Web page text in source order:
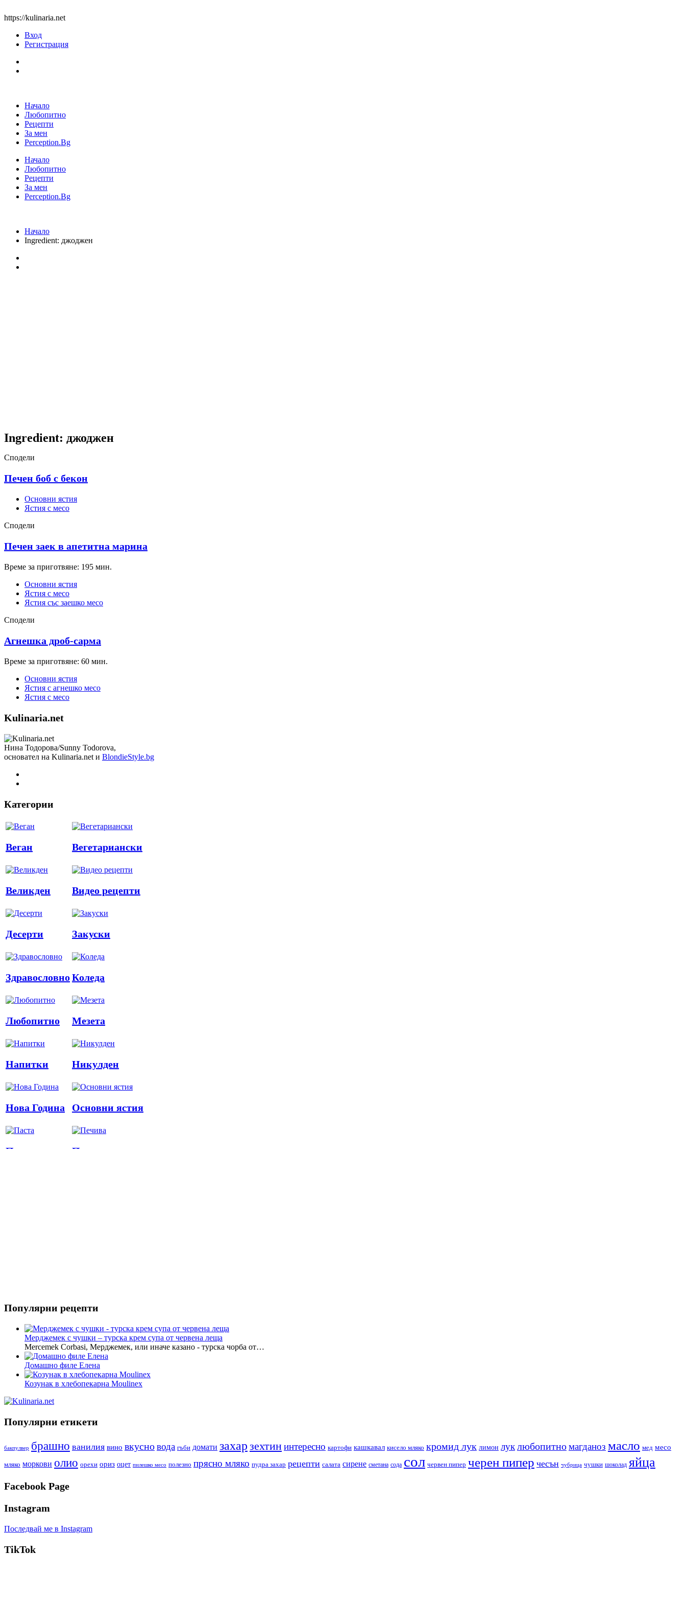
https://kulinaria.net
Вход
Регистрация
Начало
Любопитно
Рецепти
За мен
Perception.Bg
Начало
Любопитно
Рецепти
За мен
Perception.Bg
Начало
Ingredient: джоджен
Ingredient: джоджен
Сподели
Печен боб с бекон
Основни ястия
Ястия с месо
Сподели
Печен заек в апетитна марина
Време за приготвяне: 195 мин.
Основни ястия
Ястия с месо
Ястия със заешко месо
Сподели
Агнешка дроб-сарма
Време за приготвяне: 60 мин.
Основни ястия
Ястия с агнешко месо
Ястия с месо
Kulinaria.net
Нина Тодорова/Sunny Todorova,
основател на Kulinaria.net и BlondieStyle.bg
Категории
Веган Вегетариански
Великден Видео рецепти
Десерти Закуски
ЗдравословноКоледа
Любопитно Мезета
Напитки Никулден
Нова Година Основни ястия
Паста Печива
Популярни рецепти
Мерджемек с чушки – турска крем супа от червена леща
Mercemek Corbasi, Мерджемек, или иначе казано - турска чорба от…
Домашно филе Елена
Козунак в хлебопекарна Moulinex
Популярни етикети
бакпулвер брашно ванилия вино вкусновода гъби домати захар зехтининтересно картофи кашкавал кисело мляко кромид лук лимон луклюбопитномагданоз масло мед месо
мляко моркови олио орехи ориз оцет пилешко месо полезно прясно мляко пудра захар рецепти салата сирене сметана сода сол червен пипер черен пипер чесън чубрица чушки шоколад яйца
Facebook Page
Instagram
Последвай ме в Instagram
TikTok